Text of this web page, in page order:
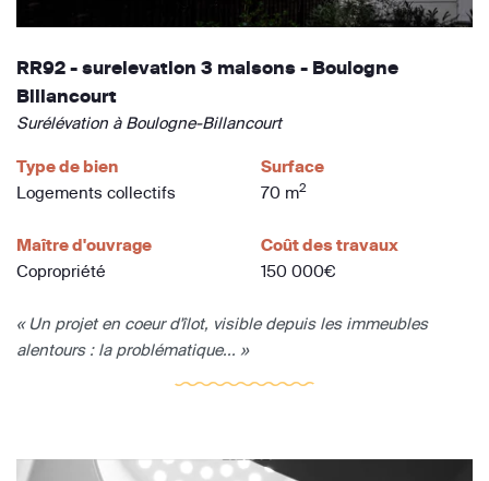
RR92 - surelevation 3 maisons - Boulogne
Billancourt
Surélévation à Boulogne-Billancourt
Type de bien
Logements collectifs
Surface
70 m2
Maître d'ouvrage
Copropriété
Coût des travaux
150 000€
« Un projet en coeur d'îlot, visible depuis les immeubles
alentours : la problématique... »